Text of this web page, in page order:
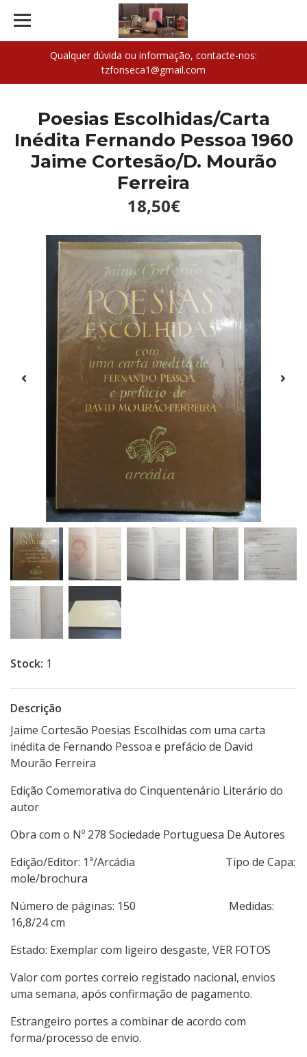
Qualquer dúvida ou informação, contacte-nos:
tzfonseca1@gmail.com
Poesias Escolhidas/Carta
Inédita Fernando Pessoa 1960
Jaime Cortesão/D. Mourão
Ferreira
18,50€
Stock: 1
Descrição
Jaime Cortesão Poesias Escolhidas com uma carta
inédita de Fernando Pessoa e prefácio de David
Mourão Ferreira
Edição Comemorativa do Cinquentenário Literário do
autor
Obra com o Nº 278 Sociedade Portuguesa De Autores
Edição/Editor: 1ª/Arcádia Tipo de Capa:
mole/brochura
Número de páginas: 150 Medidas:
16,8/24 cm
Estado: Exemplar com ligeiro desgaste, VER FOTOS
Valor com portes correio registado nacional, envios
uma semana, após confirmação de pagamento.
Estrangeiro portes a combinar de acordo com
forma/processo de envio.